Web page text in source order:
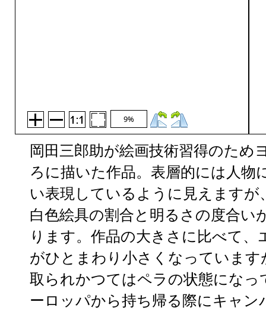
9%
岡田三郎助が絵画技術習得のた
ろに描いた作品。表層的には人物
い表現しているように見えます
白色絵具の割合と明るさの度合
ります。作品の大きさに比べて
がひとまわり小さくなっていま
取られかつてはペラの状態にな
ーロッパから持ち帰る際にキャ